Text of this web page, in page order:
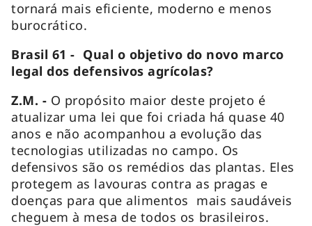
tornará mais eficiente, moderno e menos
burocrático.
Brasil 61 - Qual o objetivo do novo marco
legal dos defensivos agrícolas?
Z.M. - O propósito maior deste projeto é
atualizar uma lei que foi criada há quase 40
anos e não acompanhou a evolução das
tecnologias utilizadas no campo. Os
defensivos são os remédios das plantas. Eles
protegem as lavouras contra as pragas e
doenças para que alimentos mais saudáveis
cheguem à mesa de todos os brasileiros.